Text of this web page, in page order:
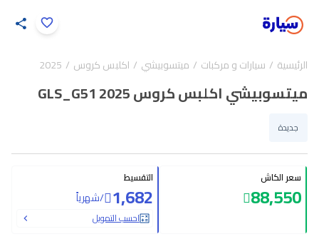
1 الرئيسية سيارات و مركبات ميتسوبيشي اكلبس كروس 2025
ميتسوبيشي اكلبس كروس GLS_G51 2025
جديدة
سعر الكاش
88,550
التقسيط
1,682
/شهرياً
احسب التمويل